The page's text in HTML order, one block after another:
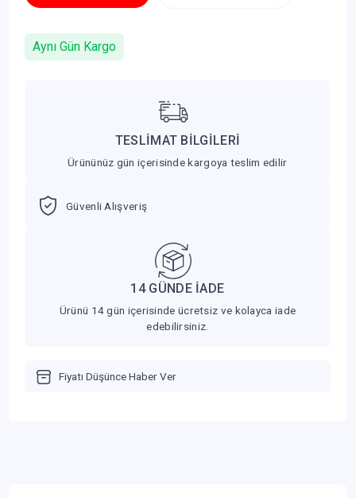
Aynı Gün Kargo
TESLİMAT BİLGİLERİ
Ürününüz gün içerisinde kargoya teslim edilir
Güvenli Alışveriş
14 GÜNDE İADE
Ürünü 14 gün içerisinde ücretsiz ve kolayca iade
edebilirsiniz.
Fiyatı Düşünce Haber Ver